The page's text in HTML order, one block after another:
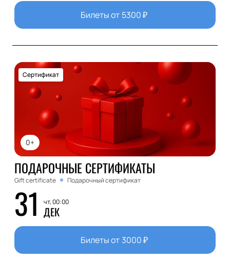
Билеты от 5300₽
0+
Сертификат
ПОДАРОЧНЫЕ СЕРТИФИКАТЫ
Gift certificate Подарочный сертификат
31 чт, 00:00
ДЕК
Билеты от 3000₽